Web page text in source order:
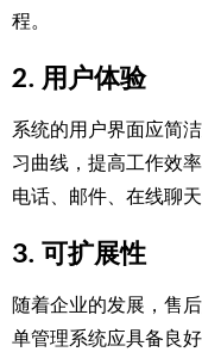
程。
2. 用户体验
系统的用户界面应简
习曲线，提高工作效
电话、邮件、在线聊
3. 可扩展性
随着企业的发展，售
单管理系统应具备良